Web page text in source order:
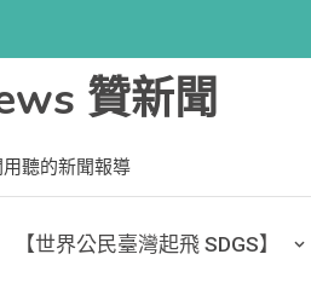
贊新聞
用聽的新聞報導
【世界公民臺灣起飛 SDGS】